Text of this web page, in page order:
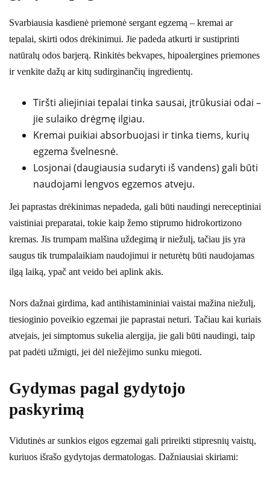
Svarbiausia kasdienė priemonė sergant egzemą – kremai ar
tepalai, skirti odos drėkinimui. Jie padeda atkurti ir sustiprinti
natūralų odos barjerą. Rinkitės bekvapes, hipoalergines priemones
ir venkite dažų ar kitų sudirginančių ingredientų.
Tiršti aliejiniai tepalai tinka sausai, įtrūkusiai odai –
jie sulaiko drėgmę ilgiau.
Kremai puikiai absorbuojasi ir tinka tiems, kurių
egzema švelnesnė.
Losjonai (daugiausia sudaryti iš vandens) gali būti
naudojami lengvos egzemos atveju.
Jei paprastas drėkinimas nepadeda, gali būti naudingi nereceptiniai
vaistiniai preparatai, tokie kaip žemo stiprumo hidrokortizono
kremas. Jis trumpam malšina uždegimą ir niežulį, tačiau jis yra
saugus tik trumpalaikiam naudojimui ir neturėtų būti naudojamas
ilgą laiką, ypač ant veido bei aplink akis.
Nors dažnai girdima, kad antihistamininiai vaistai mažina niežulį,
tiesioginio poveikio egzemai jie paprastai neturi. Tačiau kai kuriais
atvejais, jei simptomus sukelia alergija, jie gali būti naudingi, taip
pat padėti užmigti, jei dėl niežėjimo sunku miegoti.
Gydymas pagal gydytojo
paskyrimą
Vidutinės ar sunkios eigos egzemai gali prireikti stipresnių vaistų,
kuriuos išrašo gydytojas dermatologas. Dažniausiai skiriami: